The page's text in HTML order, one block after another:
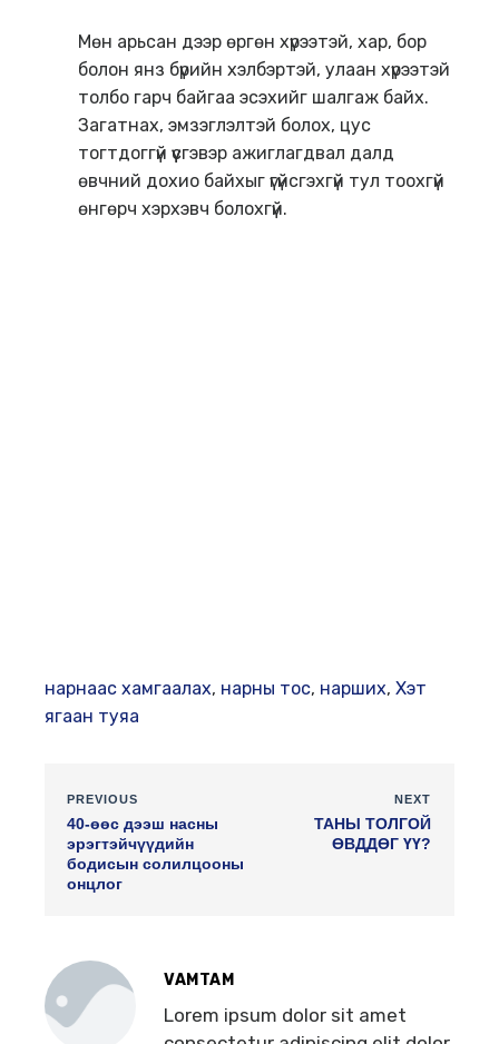
Мөн арьсан дээр өргөн хүрээтэй, хар, бор
болон янз бүрийн хэлбэртэй, улаан хүрээтэй
толбо гарч байгаа эсэхийг шалгаж байх.
Загатнах, эмзэглэлтэй болох, цус
тогтдоггүй үүсгэвэр ажиглагдвал далд
өвчний дохио байхыг үгүйсгэхгүй тул тоохгүй
өнгөрч хэрхэвч болохгүй.
нарнаас хамгаалах, нарны тос, нарших, Хэт
ягаан туяа
PREVIOUS
40-өөс дээш насны
эрэгтэйчүүдийн
бодисын солилцооны
онцлог
NEXT
ТАНЫ ТОЛГОЙ
ӨВДДӨГ ҮҮ?
VAMTAM
Lorem ipsum dolor sit amet